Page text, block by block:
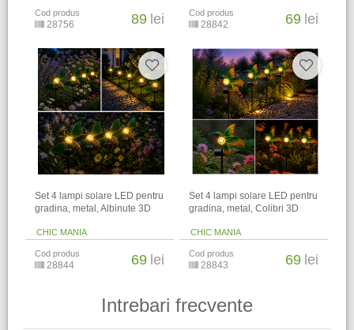
Cod produs
28756 89 lei Cod produs
28842 69 lei
Set 4 lampi solare LED pentru
gradina, metal, Albinute 3D
CHIC MANIA
Cod produs
28844 69 lei
Set 4 lampi solare LED pentru
gradina, metal, Colibri 3D
CHIC MANIA
Cod produs
28843 69 lei
Intrebari frecvente